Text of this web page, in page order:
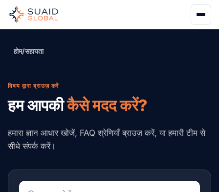
होम/सहायता
विषय द्वारा ब्राउज़ करें
हम आपकीकैसे मदद करें?
हमारा ज्ञान आधार खोजें, FAQ श्रेणियाँ ब्राउज़ करें, या हमारी टीम से
सीधे संपर्क करें।